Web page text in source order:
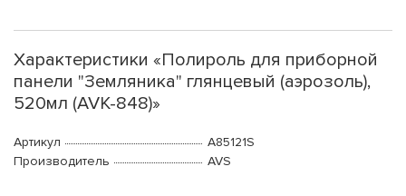
Характеристики «Полироль для приборной
панели "Земляника" глянцевый (аэрозоль),
520мл (AVK-848)»
Артикул
A85121S
Производитель
AVS